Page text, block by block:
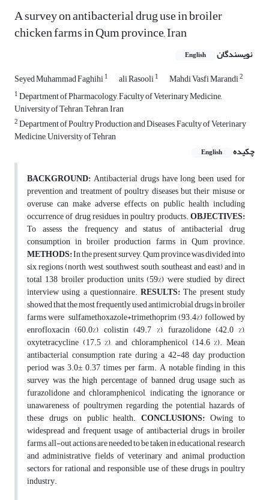
A survey on antibacterial drug use in broiler
chicken farms in Qum province, Iran
نویسندگان English
Seyed Muhammad Faghihi1 ali Rasooli1 Mahdi Vasfi Marandi2
1Department of Pharmacology, Faculty of Veterinary Medicine,
University of Tehran, Tehran, Iran
2Department of Poultry Production and Diseases, Faculty of Veterinary
Medicine, University of Tehran
چکیده
English
BACKGROUND:Antibacterial drugs have long been used for
prevention and treatment of poultry diseases but their misuse or
overuse can make adverse effects on public health including
occurrence of drug residues in poultry products.OBJECTIVES:
To assess the frequency and status of antibacterial drug
consumption in broiler production farms in Qum province.
METHODS:In the present survey, Qum province was divided into
six regions (north, west, southwest, south, southeast and east) and in
total 138 broiler production units (59%) were studied by direct
interview using a questionnaire.RESULTS:The present study
showed that the most frequently used antimicrobial drugs in broiler
farms were sulfamethoxazole+trimethoprim (93.4%) followed by
enrofloxacin (60.0%), colistin (49.7 %), furazolidone (42.0 %),
oxytetracycline (17.5 %), and chloramphenicol (14.6 %). Mean
antibacterial consumption rate during a 42-48 day production
period was 3.0± 0.37 times per farm. A notable finding in this
survey was the high percentage of banned drug usage such as
furazolidone and chloramphenicol, indicating the ignorance or
unawareness of poultrymen regarding the potential hazards of
these drugs on public health.CONCLUSIONS: Owing to
widespread and frequent usage of antibacterial drugs in broiler
farms, all-out actions are needed to be taken in educational, research
and administrative fields of veterinary and animal production
sectors for rational and responsible use of these drugs in poultry
industry.